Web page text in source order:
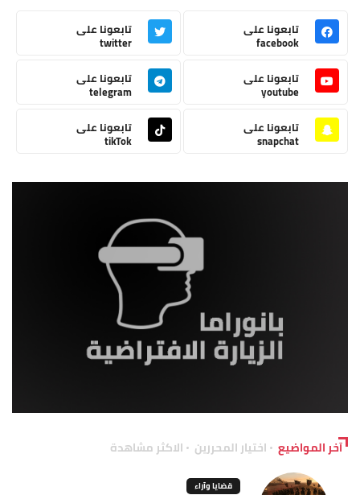
تابعونا على
facebook
تابعونا على
twitter
تابعونا على
youtube
تابعونا على
telegram
تابعونا على
snapchat
تابعونا على
tikTok
آخر المواضيع اختيار المحررين الاكثر مشاهدة
قضايا وآراء